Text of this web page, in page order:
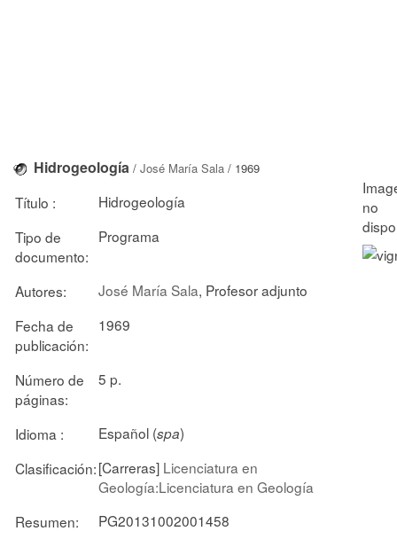
Hidrogeología / José María Sala / 1969
Título :
Hidrogeología
Tipo de
documento:
Programa
Autores: José María Sala, Profesor adjunto
Fecha de
publicación:
1969
Número de
páginas:
5 p.
Idioma : Español (spa)
Clasificación:[Carreras] Licenciatura en
Geología:Licenciatura en Geología
Resumen:
PG20131002001458